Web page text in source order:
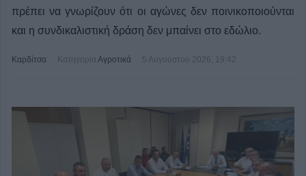
πρέπει να γνωρίζουν ότι οι αγώνες δεν ποινικοποιούνται
και η συνδικαλιστική δράση δεν μπαίνει στο εδώλιο.
Καρδίτσα Κατηγορία Αγροτικά 5 Αυγούστου 2026, 19:42